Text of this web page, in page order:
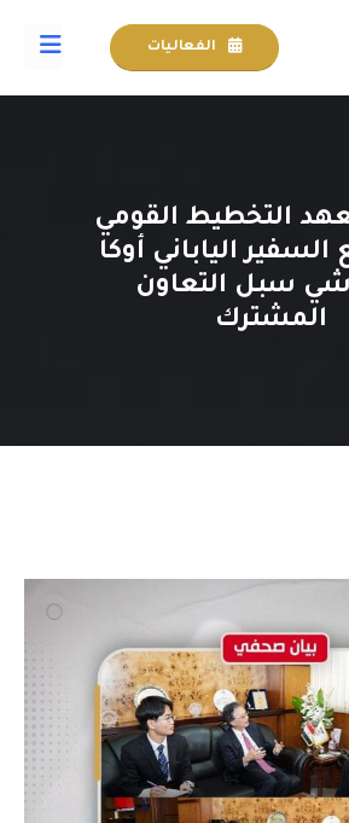
الفعاليات
التخطيط القومي
الياباني أوكا
سبل التعاون
المشترك